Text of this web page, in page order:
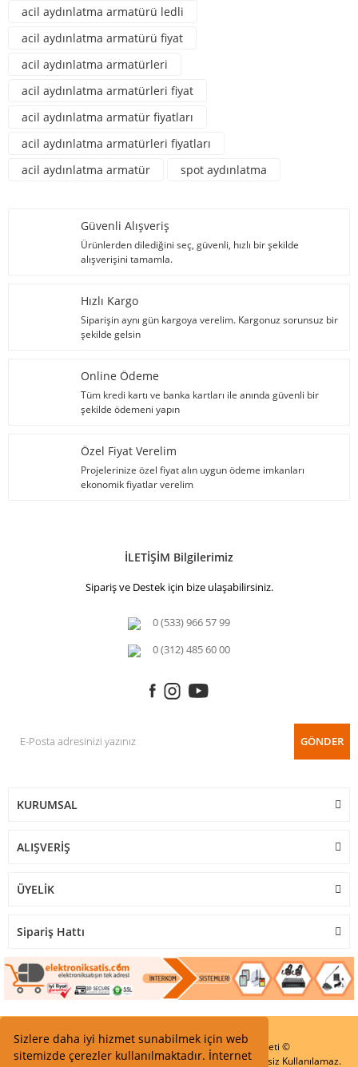
Sizlere daha iyi hizmet sunabilmek için web
sitemizde çerezler kullanılmaktadır. İnternet
acil aydınlatma armatürü ledli
acil aydınlatma armatürü fiyat
acil aydınlatma armatürleri
acil aydınlatma armatürleri fiyat
acil aydınlatma armatür fiyatları
acil aydınlatma armatürleri fiyatları
acil aydınlatma armatür
spot aydınlatma
Güvenli Alışveriş
Ürünlerden dilediğini seç, güvenli, hızlı bir şekilde
alışverişini tamamla.
Hızlı Kargo
Siparişin aynı gün kargoya verelim. Kargonuz sorunsuz bir
şekilde gelsin
Online Ödeme
Tüm kredi kartı ve banka kartları ile anında güvenli bir
şekilde ödemeni yapın
Özel Fiyat Verelim
Projelerinize özel fiyat alın uygun ödeme imkanları
ekonomik fiyatlar verelim
İLETİŞİM Bilgilerimiz
Sipariş ve Destek için bize ulaşabilirsiniz.
0 (533) 966 57 99
0 (312) 485 60 00
GÖNDER
KURUMSAL
ALIŞVERİŞ
ÜYELİK
Sipariş Hattı
Start Elektronik Sanayi ve Ticaret Limited Şirketi ©
Resimler Yazılar ve İçeriklerin Tüm hakları saklıdır ve İzinsiz Kullanılamaz.